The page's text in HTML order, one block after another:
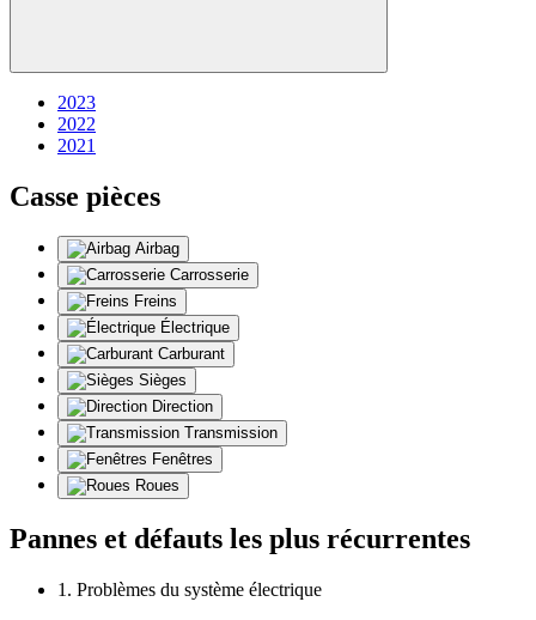
2023
2022
2021
Casse pièces
Airbag
Carrosserie
Freins
Électrique
Carburant
Sièges
Direction
Transmission
Fenêtres
Roues
Pannes et défauts les plus récurrentes
1. Problèmes du système électrique